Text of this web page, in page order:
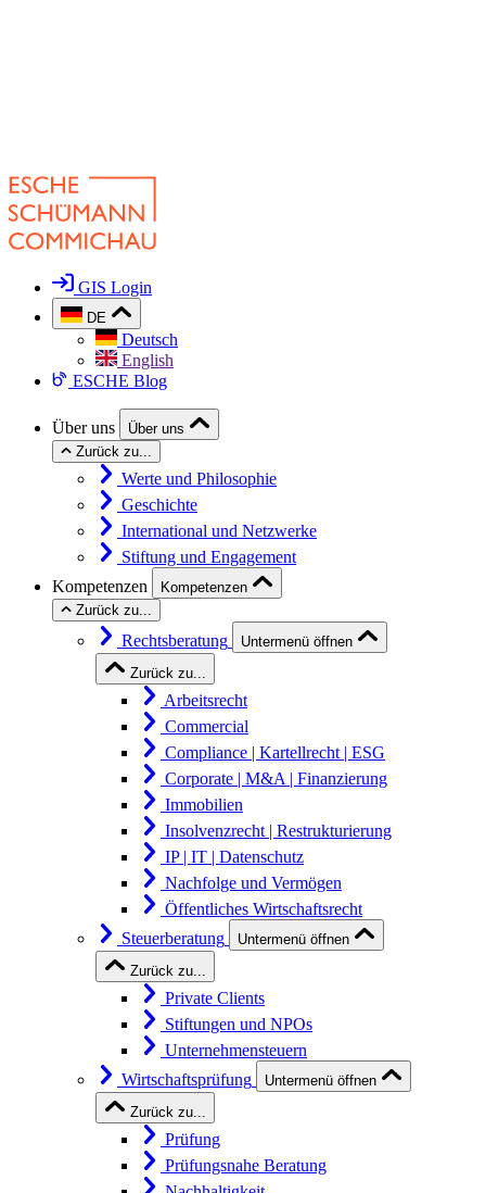
GIS Login
DE
Deutsch
English
ESCHE Blog
Über uns
Über uns
Zurück zu...
Werte und Philosophie
Geschichte
International und Netzwerke
Stiftung und Engagement
Kompetenzen
Kompetenzen
Zurück zu...
Rechtsberatung
Untermenü öffnen
Zurück zu...
Arbeitsrecht
Commercial
Compliance | Kartellrecht | ESG
Corporate | M&A | Finanzierung
Immobilien
Insolvenzrecht | Restrukturierung
IP | IT | Datenschutz
Nachfolge und Vermögen
Öffentliches Wirtschaftsrecht
Steuerberatung
Untermenü öffnen
Zurück zu...
Private Clients
Stiftungen und NPOs
Unternehmensteuern
Wirtschaftsprüfung
Untermenü öffnen
Zurück zu...
Prüfung
Prüfungsnahe Beratung